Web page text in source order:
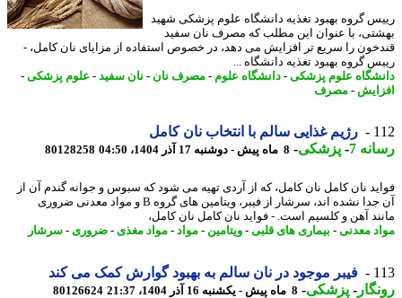
گروه بهبود تغذیه دانشگاه علوم پزشکی شهید
با عنوان این مطلب که مصرف نان سفید
را سریع تر افزایش می دهد، در خصوص استفاده از مزایای نان کامل، -
گروه بهبود تغذیه دانشگاه ...
علوم پزشکی-دانشگاه علوم-مصرف نان-نان سفید-علوم پزشکی-
-مصرف
رژیم غذایی سالم با انتخاب نان کامل
7
-پزشکی-8 ماه پیش - دوشنبه 17 آذر 1404، 04:50 80128258
نان کامل نان کامل، که از آردی تهیه می شود که سبوس و جوانه گندم آن از
آن جدا نشده اند، سرشار از فیبر، ویتامین های گروه B و مواد معدنی ضروری
آهن و کلسیم است. - فواید نان کامل نان کامل،
معدنی-بیماری های قلبی-ویتامین-مواد -مواد مغذی-ضروری - سرشار
فیبر موجود در نان سالم به بهبود گوارش کمک می کند
-پزشکی-8 ماه پیش - یکشنبه 16 آذر 1404، 21:37 80126624